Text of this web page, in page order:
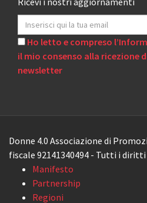
Ho letto e compreso
il mio consenso alla ricezione
newsletter
Donne 4.0 Associazione di
fiscale 92141340494 - Tutti i
Manifesto
Partnership
Regioni